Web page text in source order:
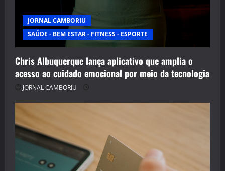
JORNAL CAMBORIU
SAÚDE - BEM ESTAR - FITNESS - ESPORTE
Chris Albuquerque lança aplicativo que amplia o
acesso ao cuidado emocional por meio da tecnologia
JORNAL CAMBORIU